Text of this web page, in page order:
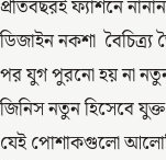
প্রতিবছরই ফ্যাশনে
ডিজাইন নকশা
পর যুগ পুরনো হয় না
জিনিস নতুন হিসেবে
যেই পোশাকগুলো